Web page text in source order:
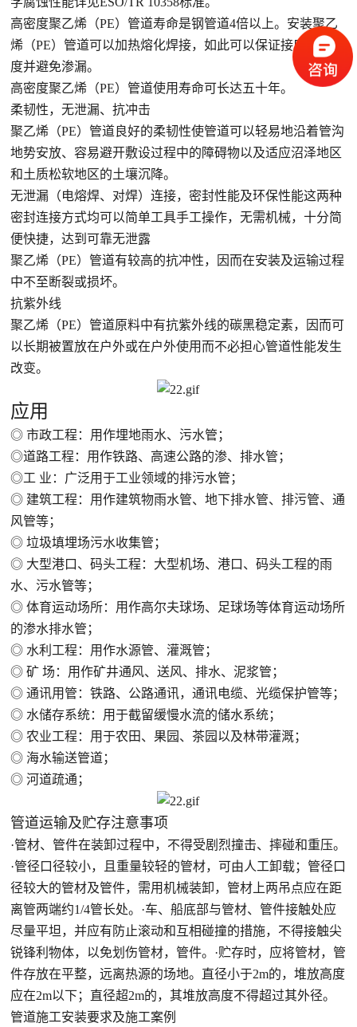
高密度聚乙烯（PE）管道寿命是钢管道4倍以上。安装聚乙
烯（PE）管道可以加热熔化焊接，如此可以保证接口处的强
度并避免渗漏。
高密度聚乙烯（PE）管道使用寿命可长达五十年。
柔韧性，无泄漏、抗冲击
聚乙烯（PE）管道良好的柔韧性使管道可以轻易地沿着管沟
地势安放、容易避开敷设过程中的障碍物以及适应沼泽地区
和土质松软地区的土壤沉降。
无泄漏（电熔焊、对焊）连接，密封性能及环保性能这两种
密封连接方式均可以简单工具手工操作，无需机械，十分简
便快捷，达到可靠无泄露
聚乙烯（PE）管道有较高的抗冲性，因而在安装及运输过程
中不至断裂或损坏。
抗紫外线
聚乙烯（PE）管道原料中有抗紫外线的碳黑稳定素，因而可
以长期被置放在户外或在户外使用而不必担心管道性能发生
改变。
应用
◎ 市政工程：用作埋地雨水、污水管；
◎道路工程：用作铁路、高速公路的渗、排水管；
◎工 业：广泛用于工业领域的排污水管；
◎ 建筑工程：用作建筑物雨水管、地下排水管、排污管、通
风管等；
◎ 垃圾填埋场污水收集管；
◎ 大型港口、码头工程：大型机场、港口、码头工程的雨
水、污水管等；
◎ 体育运动场所：用作高尔夫球场、足球场等体育运动场所
的渗水排水管；
◎ 水利工程：用作水源管、灌溉管；
◎ 矿 场：用作矿井通风、送风、排水、泥浆管；
◎ 通讯用管：铁路、公路通讯，通讯电缆、光缆保护管等；
◎ 水储存系统：用于截留缓慢水流的储水系统；
◎ 农业工程：用于农田、果园、茶园以及林带灌溉；
◎ 海水输送管道；
◎ 河道疏通；
管道运输及贮存注意事项
·管材、管件在装卸过程中，不得受剧烈撞击、摔碰和重压。
·管径口径较小，且重量较轻的管材，可由人工卸载；管径口
径较大的管材及管件，需用机械装卸，管材上两吊点应在距
离管两端约1/4管长处。·车、船底部与管材、管件接触处应
尽量平坦，并应有防止滚动和互相碰撞的措施，不得接触尖
锐锋利物体，以免划伤管材，管件。·贮存时，应将管材，管
件存放在平整，远离热源的场地。直径小于2m的，堆放高度
应在2m以下；直径超2m的，其堆放高度不得超过其外径。
管道施工安装要求及施工案例